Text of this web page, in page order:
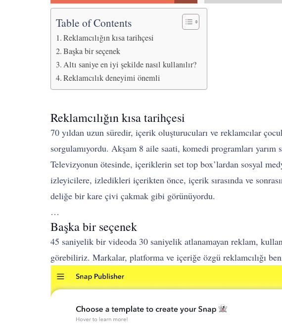
Table of Contents
Reklamcılığın kısa tarihçesi
Başka bir seçenek
Altı saniye en iyi şekilde nasıl kullanılır?
Reklamcılık deneyimi önemli
Reklamcılığın kısa tarihçesi
70 yıldan uzun süredir, içerik oluşturucuları ve reklamcılar
sorgulamıyordu. Akşam 8 aile saati, komedi programları
Televizyonun ötesinde, içeriklerin set top box’lardan sosyal
izleyicilere, izledikleri içerikten önce, içerik sırasında ve
deliğe bir kare çivi çakmak gibi görünüyordu.
…
Başka bir seçenek
45 saniyelik bir videoda 30 saniyelik atlanamayan reklam,
görebiliriz. Markalar, platforma ve içeriğe özgü reklamcılığı